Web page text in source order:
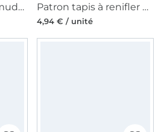
Patron short / bermuda femme pdf Fresca Erbsünde, en allemand Patron tapis à renifler pour chien pdf Carlo Erbsünde, en allemand
4,94 € / unité